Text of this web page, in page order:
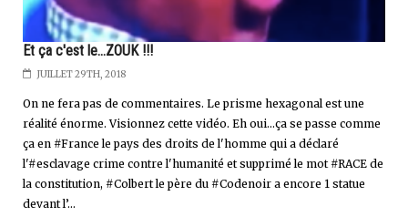
Et ça c'est le...ZOUK !!!
JUILLET 29TH, 2018
On ne fera pas de commentaires. Le prisme hexagonal est une
réalité énorme. Visionnez cette vidéo. Eh oui...ça se passe comme
ça en #France le pays des droits de l'homme qui a déclaré
l'#esclavage crime contre l'humanité et supprimé le mot #RACE de
la constitution, #Colbert le père du #Codenoir a encore 1 statue
devant l’...